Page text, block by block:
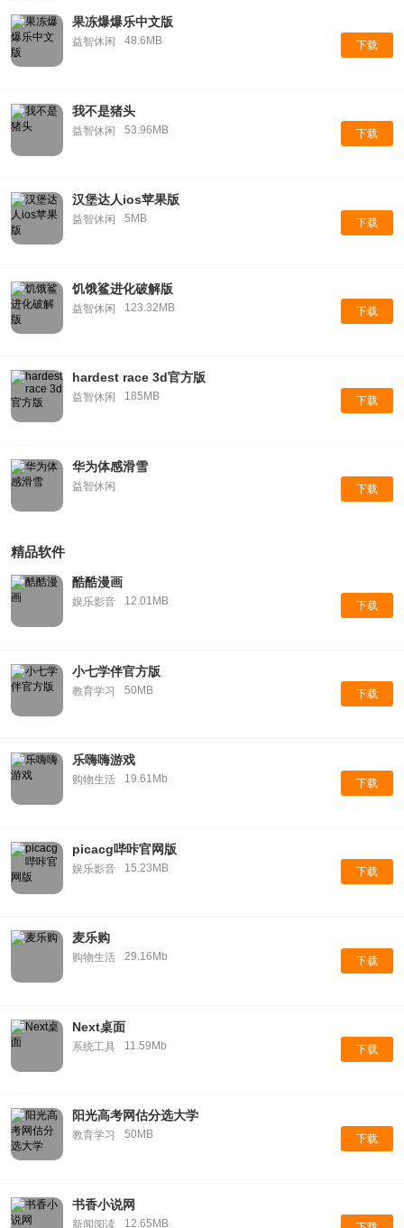
果冻爆爆乐中文版
益智休闲 48.6MB 下载
我不是猪头
益智休闲 53.96MB 下载
汉堡达人ios苹果版
益智休闲 5MB 下载
饥饿鲨进化破解版
益智休闲 123.32MB 下载
hardest race 3d官方版
益智休闲 185MB 下载
华为体感滑雪
益智休闲 下载
精品软件
酷酷漫画
娱乐影音 12.01MB 下载
小七学伴官方版
教育学习 50MB 下载
乐嗨嗨游戏
购物生活 19.61Mb 下载
picacg哔咔官网版
娱乐影音 15.23MB 下载
麦乐购
购物生活 29.16Mb 下载
Next桌面
系统工具 11.59Mb 下载
阳光高考网估分选大学
教育学习 50MB 下载
书香小说网
新闻阅读 12.65MB